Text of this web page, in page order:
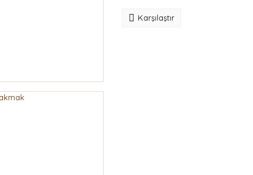
Karşılaştır